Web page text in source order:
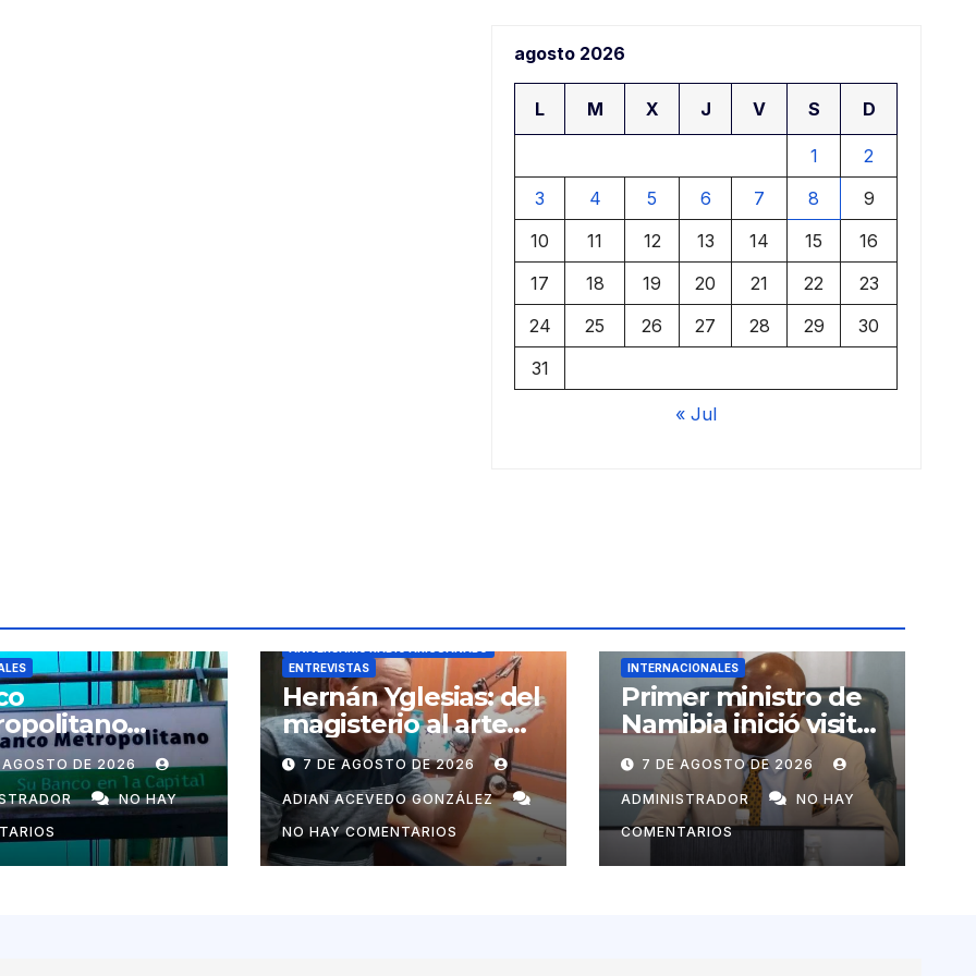
agosto 2026
L M X J V S D
1
2
3
4 5 6 7 8
9
10
11 12 13 14 15
16
17
18 19 20 21 22
23
24
25 26 27 28 29
30
31
« Jul
sobre la
de divisas
cooperativas y
privadas
AGOSTO DE 2026
NO HAY
ENTREVISTAS
Hernán Yglesias: del
magisterio al arte
sonoro en Radio
Ariguanabo
7 DE AGOSTO DE 2026
ADIAN ACEVEDO GONZÁLEZ
NO HAY COMENTARIOS
INTERNACIONALES
Primer ministro de
Namibia inició visita
oficial a Cuba por
invitación de
Manuel Marrero
7 DE AGOSTO DE 2026
ADMINISTRADOR
NO HAY
COMENTARIOS